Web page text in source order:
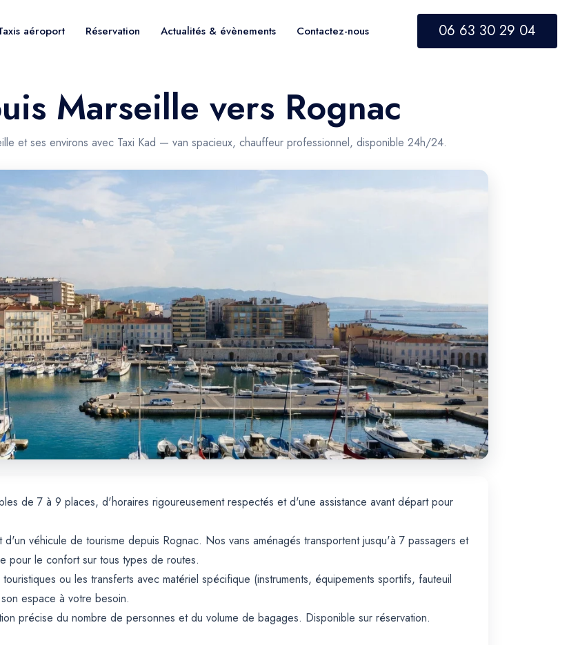
aéroport Réservation Actualités & évènements Contactez-nous 06 63 30 29 04
Marseille vers Rognac
et ses environs avec Taxi Kad — van spacieux, chauffeur professionnel, disponible 24h/24.
de 7 à 9 places, d'horaires rigoureusement respectés et d'une assistance avant départ pour
véhicule de tourisme depuis Rognac. Nos vans aménagés transportent jusqu'à 7 passagers et
pour le confort sur tous types de routes.
ou les transferts avec matériel spécifique (instruments, équipements sportifs, fauteuil
espace à votre besoin.
précise du nombre de personnes et du volume de bagages. Disponible sur réservation.